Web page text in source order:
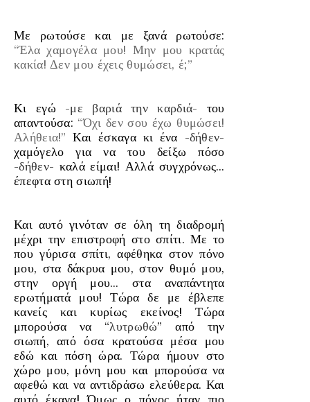
Με ρωτούσε και με ξανά ρωτούσε:
“Έλα χαμογέλα μου! Μην μου κρατάς
κακία! Δεν μου έχεις θυμώσει, έ;”
Κι εγώ -με βαριά την καρδιά- του
απαντούσα: “Όχι δεν σου έχω θυμώσει!
Αλήθεια!”Και έσκαγα κι ένα -δήθεν-
χαμόγελο για να του δείξω πόσο
-δήθεν- καλά είμαι! Αλλά συγχρόνως…
έπεφτα στη σιωπή!
Και αυτό γινόταν σε όλη τη διαδρομή
μέχρι την επιστροφή στο σπίτι. Με το
που γύρισα σπίτι, αφέθηκα στον πόνο
μου, στα δάκρυα μου, στον θυμό μου,
στην οργή μου… στα αναπάντητα
ερωτήματά μου! Τώρα δε με έβλεπε
κανείς και κυρίως εκείνος! Τώρα
μπορούσα να “λυτρωθώ” από την
σιωπή, από όσα κρατούσα μέσα μου
εδώ και πόση ώρα. Τώρα ήμουν στο
χώρο μου, μόνη μου και μπορούσα να
αφεθώ και να αντιδράσω ελεύθερα. Και